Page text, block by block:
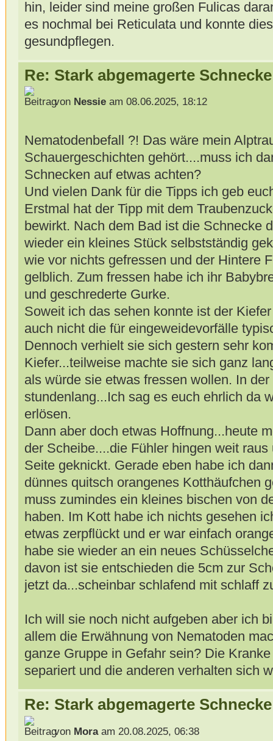
hin, leider sind meine großen Fulicas
es nochmal bei Reticulata und konnte
gesundpflegen.
Re: Stark abgemagerte Schnecke
von Nessieam 08.06.2025, 18:12
Nematodenbefall ?! Das wäre mein
Schauergeschichten gehört....muss ich
Schnecken auf etwas achten?
Und vielen Dank für die Tipps ich geb
Erstmal hat der Tipp mit dem
bewirkt. Nach dem Bad ist die Schnecke
wieder ein kleines Stück selbstständig
wie vor nichts gefressen und der Hintere
gelblich. Zum fressen habe ich ihr
und geschrederte Gurke.
Soweit ich das sehen konnte ist der
auch nicht die für eingeweidevorfälle
Dennoch verhielt sie sich gestern sehr
Kiefer...teilweise machte sie sich ganz
als würde sie etwas fressen wollen. In
stundenlang...Ich sag es euch ehrlich da
erlösen.
Dann aber doch etwas Hoffnung...heute
der Scheibe....die Fühler hingen weit
Seite geknickt. Gerade eben habe ich
dünnes quitsch orangenes Kotthäufchen
muss zumindes ein kleines bischen von
haben. Im Kott habe ich nichts gesehen
etwas zerpflückt und er war einfach
habe sie wieder an ein neues
davon ist sie entschieden die 5cm zur
jetzt da...scheinbar schlafend mit schlaff
Ich will sie noch nicht aufgeben aber ich
allem die Erwähnung von Nematoden
ganze Gruppe in Gefahr sein? Die
separiert und die anderen verhalten sich
Re: Stark abgemagerte Schnecke
von Moraam 20.08.2025, 06:38